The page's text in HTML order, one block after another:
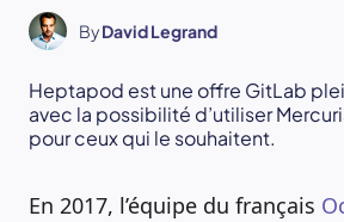
ByDavid Legrand
Heptapod est une offre GitLab
avec la possibilité d’utiliser
pour ceux qui le souhaitent.
En 2017, l’équipe du français